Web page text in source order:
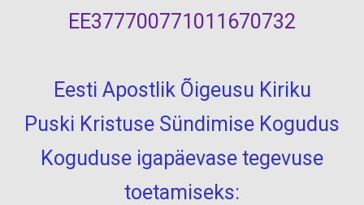
EE377700771011670732
Eesti Apostlik Õigeusu Kiriku
Puski Kristuse Sündimise Kogudus
Koguduse igapäevase tegevuse
toetamiseks: